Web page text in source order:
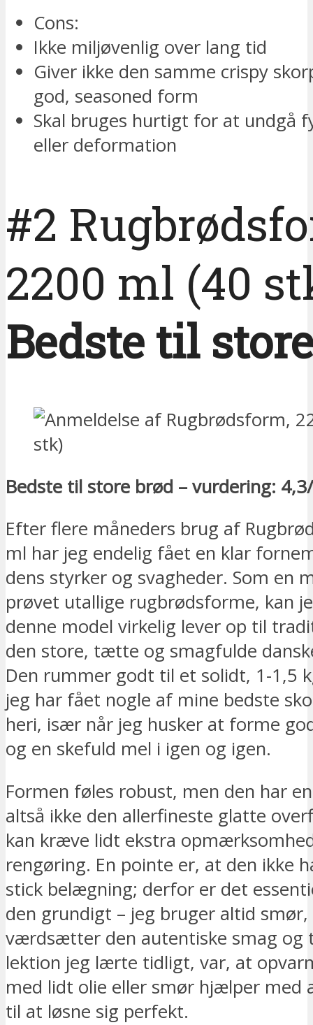
Cons:
Ikke miljøvenlig over lang tid
Giver ikke den samme crispy
god, seasoned form
Skal bruges hurtigt for at undgå
eller deformation
#2
2200 ml (40
Bedste til
Bedste til store brød – vurdering:
Efter flere måneders brug af
ml har jeg endelig fået en klar
dens styrker og svagheder. Som en
prøvet utallige rugbrødsforme, kan
denne model virkelig lever op til
den store, tætte og smagfulde
Den rummer godt til et solidt, 1-1,5
jeg har fået nogle af mine bedste
heri, især når jeg husker at forme
og en skefuld mel i igen og igen.
Formen føles robust, men den har
altså ikke den allerfineste glatte
kan kræve lidt ekstra
rengøring. En pointe er, at den ikke
stick belægning; derfor er det
den grundigt – jeg bruger altid smør,
værdsætter den autentiske smag og
lektion jeg lærte tidligt, var, at
med lidt olie eller smør hjælper med
til at løsne sig perfekt.